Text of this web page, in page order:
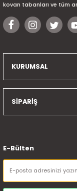
kovan tabanları ve tüm
KURUMSAL
SİPARİŞ
E-Bülten